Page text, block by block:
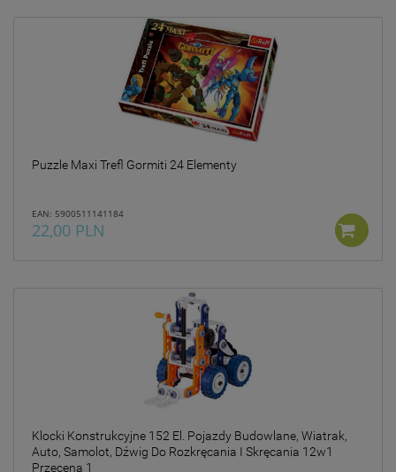
Puzzle Maxi Trefl Gormiti 24 Elementy
EAN: 5900511141184
22,00 PLN
Klocki Konstrukcyjne 152 El. Pojazdy Budowlane, Wiatrak,
Auto, Samolot, Dźwig Do Rozkręcania I Skręcania 12w1
Przecena 1